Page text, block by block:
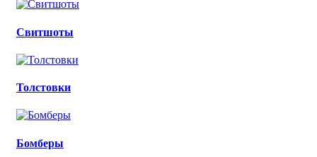
Свитшоты
Толстовки
Бомберы